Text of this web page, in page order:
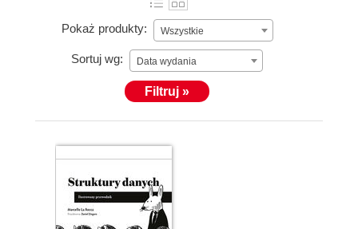
Pokaż produkty: Wszystkie
Sortuj wg: Data wydania
Filtruj »